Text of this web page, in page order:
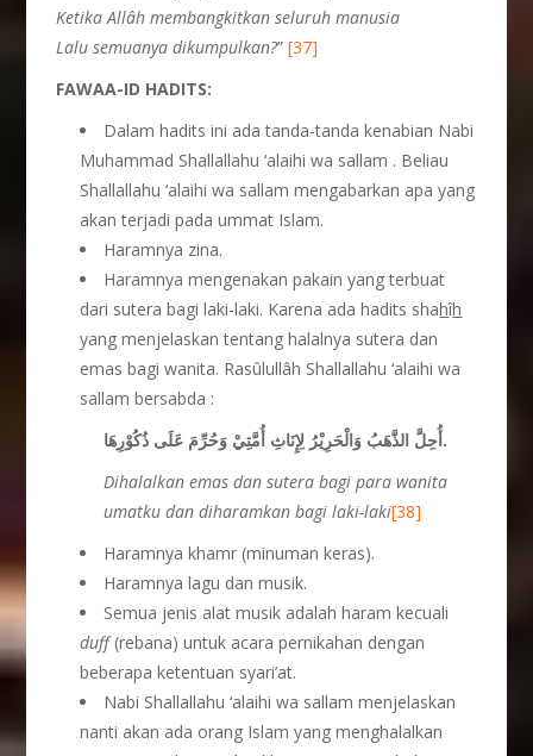
Ketika Allâh membangkitkan seluruh manusia
Lalu semuanya dikumpulkan?”[37]
FAWAA-ID HADITS:
Dalam hadits ini ada tanda-tanda kenabian Nabi
Muhammad Shallallahu ‘alaihi wa sallam . Beliau
Shallallahu ‘alaihi wa sallam mengabarkan apa yang
akan terjadi pada ummat Islam.
Haramnya zina.
Haramnya mengenakan pakain yang terbuat
dari sutera bagi laki-laki. Karena ada hadits shahîh
yang menjelaskan tentang halalnya sutera dan
emas bagi wanita. Rasûlullâh Shallallahu ‘alaihi wa
sallam bersabda :
أُحِلَّ الذَّهَبُ وَالْحَرِيْرُ لِإِنَاثِ أُمَّتِيْ وَحُرِّمَ عَلَى ذُكُوْرِهَا.
Dihalalkan emas dan sutera bagi para wanita
umatku dan diharamkan bagi laki-laki[38]
Haramnya khamr (minuman keras).
Haramnya lagu dan musik.
Semua jenis alat musik adalah haram kecuali
duff(rebana) untuk acara pernikahan dengan
beberapa ketentuan syari’at.
Nabi Shallallahu ‘alaihi wa sallam menjelaskan
nanti akan ada orang Islam yang menghalalkan